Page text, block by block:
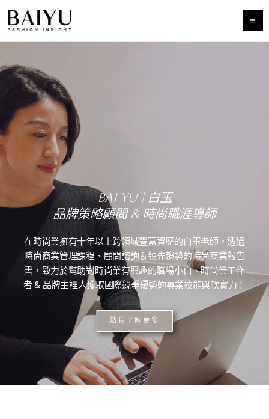
跳
至
要
BAI YU | 白玉
品牌策略顧問 & 時尚職涯導師
在時尚業擁有十年以上跨領域豐富資歷的白玉老師，透過
時尚商業管理課程、顧問諮詢＆領先趨勢的時尚商業報告
書，致力於幫助對時尚業有興趣的職場小白、時尚業工作
者 & 品牌主裡人獲取國際競爭優勢的專業技能與軟實力！
點我了解更多